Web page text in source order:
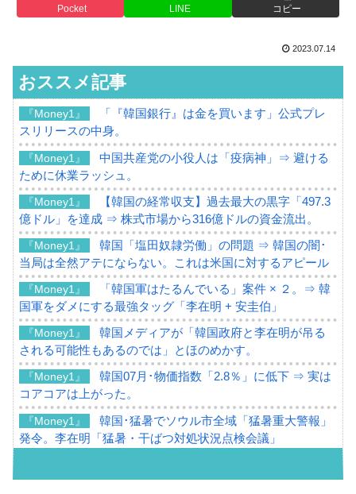
Pocket LINE コピー
2023.07.14
おススメ記事
『Money1』
「『韓国銀行』は金を買います」公式プレ
スリリースの中身。
『Money1』
中国共産党の小役人は「疫病神」⇒ 避ける
ために休業ラッシュ。
『Money1』
【韓国の経常収支】過去最大の黒字「497.3
億ドル」を達成 ⇒ 株式市場から316億ドルの資金流出。
『Money1』
韓国「塩田奴隷労働」の問題 ⇒ 韓国の闇･
当局は全然アテにならない。これは米国に対するアピール
『Money1』
「韓国軍はたるんでいる」案件 × ２。⇒ 韓
国軍をダメにする最強タッグ「李在明 + 安圭伯」
『Money1』
韓国メディアが「韓国政府と李在明が吊る
される可能性もあるのでは」とほのめかす。
『Money1』
韓国07月･物価指数「2.8％」に低下 ⇒ 実は
コアコアは上がった。
『Money1』
韓国･猛暑でソウル市全域「猛暑重大警報」
発令。李在明「猛暑・干ばつ対処状況点検会議」
07月販売台数は去年のほぼ半分「71台」しか売れなかっ